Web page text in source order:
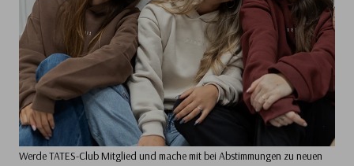
Werde TATES-Club Mitglied und mache mit bei Abstimmungen zu neuen